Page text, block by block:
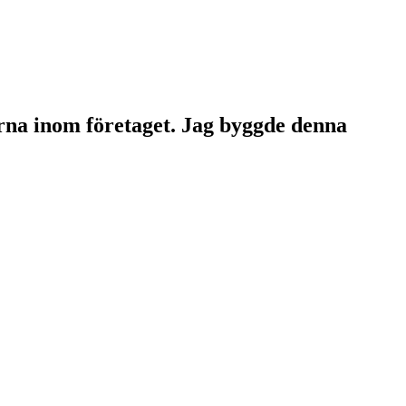
inom företaget. Jag byggde denna